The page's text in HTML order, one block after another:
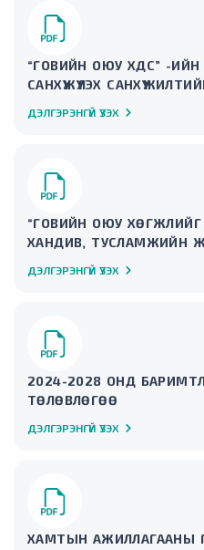
“ГОВИЙН ОЮУ ХДС” -
САНХҮҮЖҮҮЛЭХ
ДЭЛГЭРЭНГҮЙ ҮЗЭХ
“ГОВИЙН ОЮУ
ХАНДИВ, ТУСЛАМЖИЙН
ДЭЛГЭРЭНГҮЙ ҮЗЭХ
2024-2028 ОНД
ТӨЛӨВЛӨГӨӨ
ДЭЛГЭРЭНГҮЙ ҮЗЭХ
ХАМТЫН АЖИЛЛАГААНЫ